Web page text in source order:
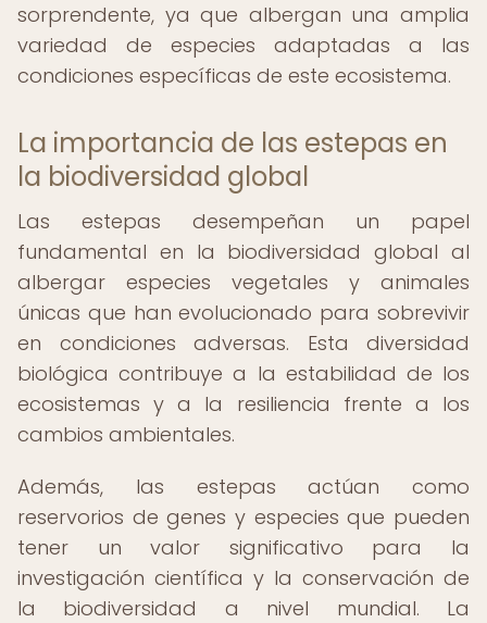
sorprendente, ya que albergan una amplia
variedad de especies adaptadas a las
condiciones específicas de este ecosistema.
La importancia de las estepas en
la biodiversidad global
Las estepas desempeñan un papel
fundamental en la biodiversidad global al
albergar especies vegetales y animales
únicas que han evolucionado para sobrevivir
en condiciones adversas. Esta diversidad
biológica contribuye a la estabilidad de los
ecosistemas y a la resiliencia frente a los
cambios ambientales.
Además, las estepas actúan como
reservorios de genes y especies que pueden
tener un valor significativo para la
investigación científica y la conservación de
la biodiversidad a nivel mundial. La